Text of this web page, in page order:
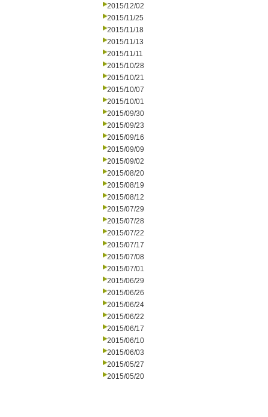
2015/12/02
2015/11/25
2015/11/18
2015/11/13
2015/11/11
2015/10/28
2015/10/21
2015/10/07
2015/10/01
2015/09/30
2015/09/23
2015/09/16
2015/09/09
2015/09/02
2015/08/20
2015/08/19
2015/08/12
2015/07/29
2015/07/28
2015/07/22
2015/07/17
2015/07/08
2015/07/01
2015/06/29
2015/06/26
2015/06/24
2015/06/22
2015/06/17
2015/06/10
2015/06/03
2015/05/27
2015/05/20